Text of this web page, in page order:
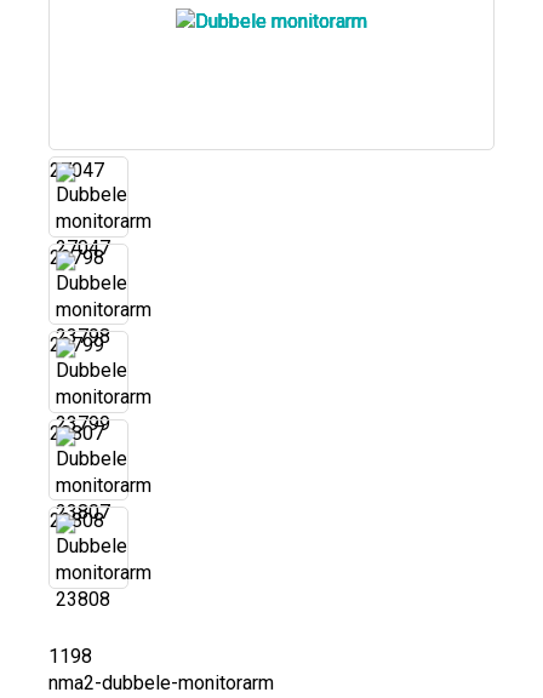
27047
23798
23799
23807
23808
1198
nma2-dubbele-monitorarm